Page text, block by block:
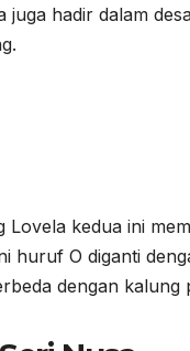
juga hadir dalam
Lovela kedua ini
huruf O diganti
dengan